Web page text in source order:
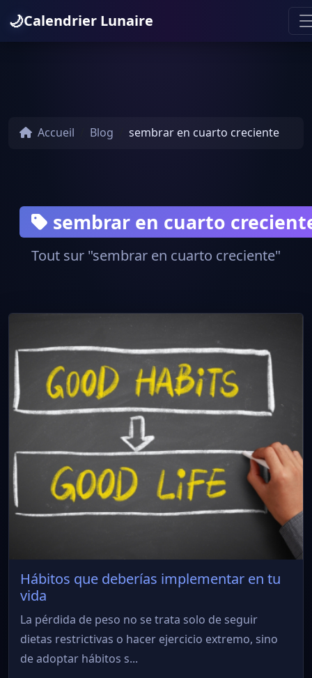
🌙Calendrier Lunaire
Accueil Blog sembrar en cuarto creciente
sembrar en cuarto
Tout sur "sembrar en cuarto creciente"
Hábitos que deberías implementar en tu
vida
La pérdida de peso no se trata solo de seguir
dietas restrictivas o hacer ejercicio extremo, sino
de adoptar hábitos s...